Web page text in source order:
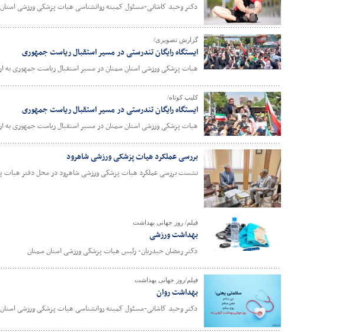
دکتر وحید کاشانی-مسئول کمیته روانشناسی هیات پزشکی ورزشی
گزارش تصویری/
ایستگاه رایگان تندرستی در مسیر استقبال ریاست جمهوری
هیات پزشکی ورزشی استان سمنان در مسیر استقبال ریاست جمهوری
کلیپ کوتاه/
ایستگاه رایگان تندرستی در مسیر استقبال ریاست جمهوری
هیات پزشکی ورزشی استان سمنان در مسیر استقبال ریاست جمهوری
بررسی عملکرد هیات پزشکی ورزشی شاهرود
نشست بررسی عملکرد هیات پزشکی ورزشی شاهرود در محل دفتر هیات
فیلم/ روز جهانی بهداشت
بهداشت ورزشی
دکتر رمضان حیدریان- رئیس هیات پزشکی ورزشی استان سمنان
فیلم/روز جهانی بهداشت
بهداشت روان
دکتر وحید کاشانی-مسئول کمیته روانشناسی هیات پزشکی ورزشی